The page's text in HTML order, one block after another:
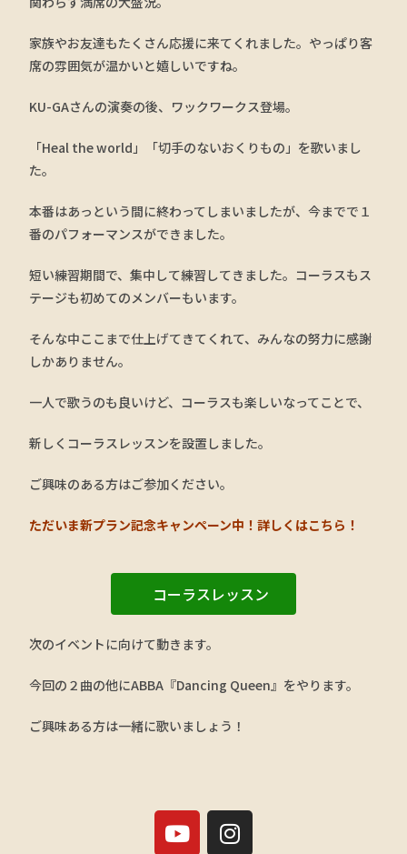
家族やお友達もたくさん応援に来てくれました。やっぱり客
席の雰囲気が温かいと嬉しいですね。
KU-GAさんの演奏の後、ワックワークス登場。
「Heal the world」「切手のないおくりもの」を歌いまし
た。
本番はあっという間に終わってしまいましたが、今までで１
番のパフォーマンスができました。
短い練習期間で、集中して練習してきました。コーラスもス
テージも初めてのメンバーもいます。
そんな中ここまで仕上げてきてくれて、みんなの努力に感謝
しかありません。
一人で歌うのも良いけど、コーラスも楽しいなってことで、
新しくコーラスレッスンを設置しました。
ご興味のある方はご参加ください。
ただいま新プラン記念キャンペーン中！詳しくはこちら！
コーラスレッスン
次のイベントに向けて動きます。
今回の２曲の他にABBA『Dancing Queen』をやります。
ご興味ある方は一緒に歌いましょう！